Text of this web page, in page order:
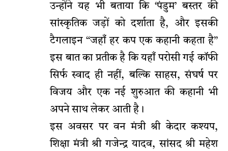
उन्होंने यह भी बताया कि ‘पंडुम’ बस्तर की
सांस्कृतिक जड़ों को दर्शाता है, और इसकी
टैगलाइन “जहाँ हर कप एक कहानी कहता है”
इस बात का प्रतीक है कि यहाँ परोसी गई कॉफी
सिर्फ स्वाद ही नहीं, बल्कि साहस, संघर्ष पर
विजय और एक नई शुरुआत की कहानी भी
अपने साथ लेकर आती है।
इस अवसर पर वन मंत्री श्री केदार कश्यप,
शिक्षा मंत्री श्री गजेन्द्र यादव, सांसद श्री महेश